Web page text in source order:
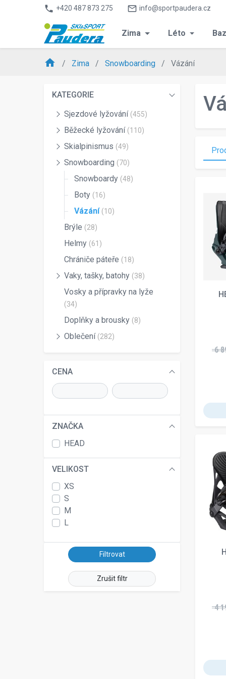
phone +420 487 873 275 mail_outline info@sportpaudera.cz
Zima Léto
home Zima Snowboarding Vázání
KATEGORIE
Sjezdové lyžování (455)
Běžecké lyžování (110)
Skialpinismus (49)
Snowboarding (70)
Snowboardy (48)
Boty (16)
Vázání (10)
Brýle (28)
Helmy (61)
Chrániče páteře (18)
Vaky, tašky, batohy (38)
Vosky a přípravky na lyže
(34)
Doplňky a brousky (8)
Oblečení (282)
CENA
ZNAČKA
HEAD
VELIKOST
XS
S
M
L
Zrušit filtr
6
4